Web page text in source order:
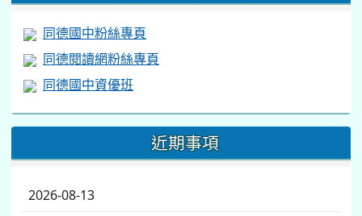
同德國中粉絲專頁
同德閱讀網粉絲專頁
同德國中資優班
近期事項
2026-08-13